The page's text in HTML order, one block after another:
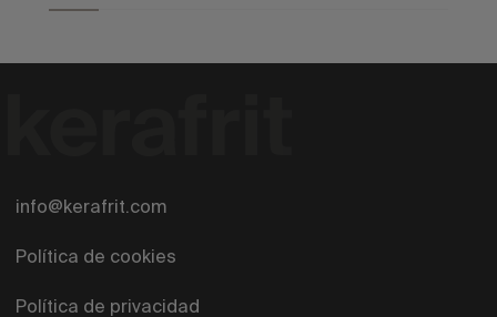
info@kerafrit.com
Política de cookies
Política de privacidad